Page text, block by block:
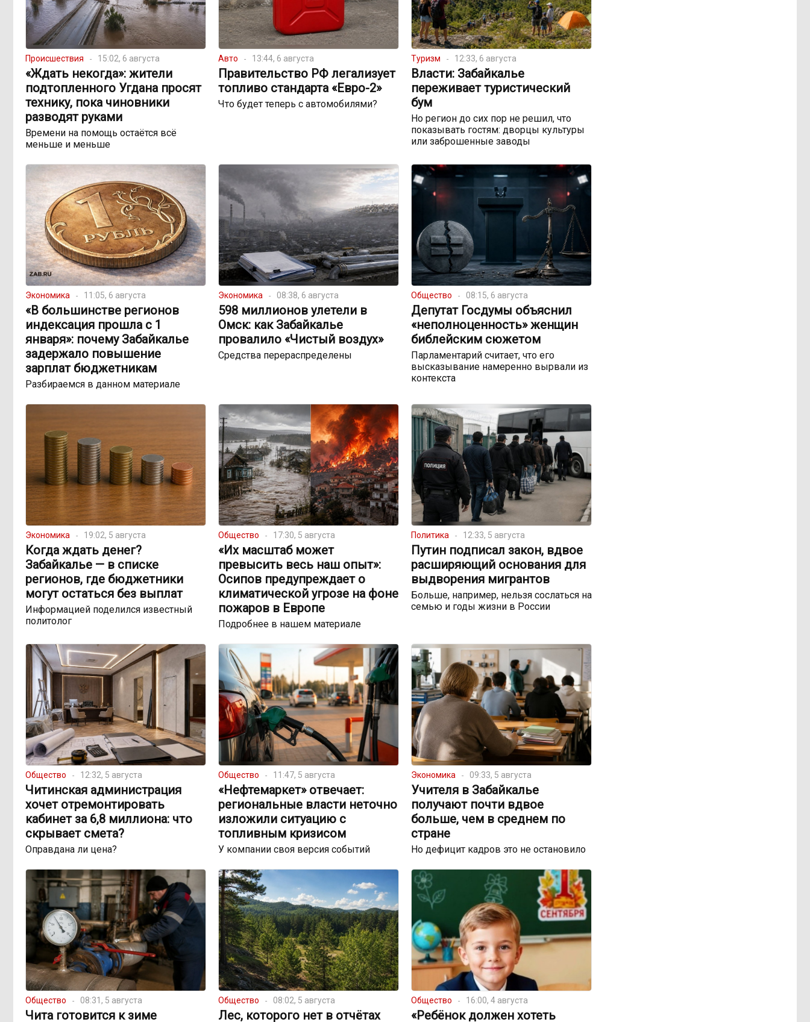
Происшествия 15:02, 6 августа
«Ждать некогда»: жители
подтопленного Угдана просят
технику, пока чиновники
разводят руками
Времени на помощь остаётся всё
меньше и меньше
Авто 13:44, 6 августа
Правительство РФ легализует
топливо стандарта «Евро-2»
Что будет теперь с автомобилями?
Туризм 12:33, 6 августа
Власти: Забайкалье
переживает туристический
бум
Но регион до сих пор не решил, что
показывать гостям: дворцы культуры
или заброшенные заводы
Экономика 11:05, 6 августа
«В большинстве регионов
индексация прошла с 1
января»: почему Забайкалье
задержало повышение
зарплат бюджетникам
Разбираемся в данном материале
Экономика 08:38, 6 августа
598 миллионов улетели в
Омск: как Забайкалье
провалило «Чистый воздух»
Средства перераспределены
Общество 08:15, 6 августа
Депутат Госдумы объяснил
«неполноценность» женщин
библейским сюжетом
Парламентарий считает, что его
высказывание намеренно вырвали из
контекста
Экономика 19:02, 5 августа
Когда ждать денег?
Забайкалье — в списке
регионов, где бюджетники
могут остаться без выплат
Информацией поделился известный
политолог
Общество 17:30, 5 августа
«Их масштаб может
превысить весь наш опыт»:
Осипов предупреждает о
климатической угрозе на фоне
пожаров в Европе
Подробнее в нашем материале
Политика 12:33, 5 августа
Путин подписал закон, вдвое
расширяющий основания для
выдворения мигрантов
Больше, например, нельзя сослаться на
семью и годы жизни в России
Общество 12:32, 5 августа
Читинская администрация
хочет отремонтировать
кабинет за 6,8 миллиона: что
скрывает смета?
Оправдана ли цена?
Общество 11:47, 5 августа
«Нефтемаркет» отвечает:
региональные власти неточно
изложили ситуацию с
топливным кризисом
У компании своя версия событий
Экономика 09:33, 5 августа
Учителя в Забайкалье
получают почти вдвое
больше, чем в среднем по
стране
Но дефицит кадров это не остановило
Общество 08:31, 5 августа
Чита готовится к зиме
Общество 08:02, 5 августа
Лес, которого нет в отчётах
Общество 16:00, 4 августа
«Ребёнок должен хотеть